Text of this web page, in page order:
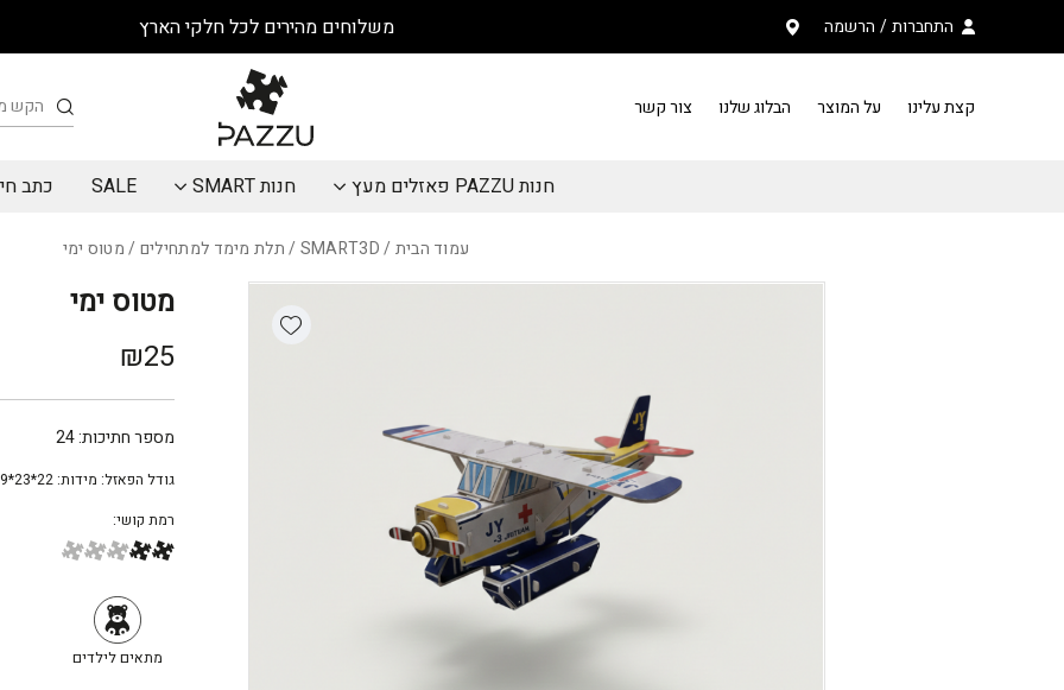
משלוחים מהירים לכל חלקי הארץ התחברות/ הרשמה
חיפוש
קצת עלינו
על המוצר הבלוג שלנו צור קשר
חנות PAZZU פאזלים מעץ חנות SMART SALE כתב
עמוד הבית/
SMART3D
/תלת מימד למתחילים/ מטוס ימי
מטוס ימי
₪25
מספר חתיכות:24
גודל הפאזל: מידות: 22*23*9 ס״מ (אורך,רוחב,גובה)
רמת קושי:
מתאים לילדים
Add wishlist